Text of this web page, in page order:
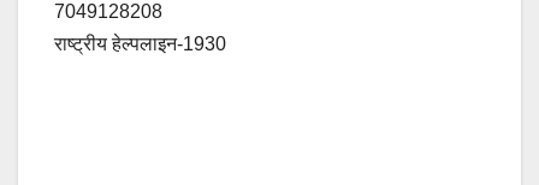
7049128208
राष्ट्रीय हेल्पलाइन-1930